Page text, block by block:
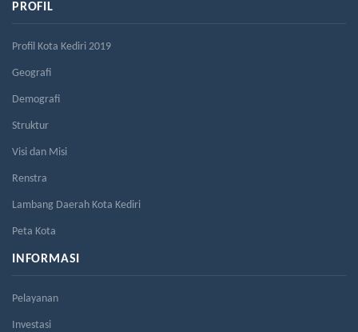
PROFIL
Profil Kota Kediri 2019
Geografi
Demografi
Struktur
Visi dan Misi
Renstra
Lambang Daerah Kota Kediri
Peta Kota
INFORMASI
Pelayanan
Investasi